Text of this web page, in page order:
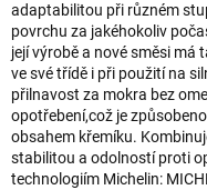
adaptabilitou při různém
povrchu za jakéhokoliv
její výrobě a nové směsi má
ve své třídě i při použití na
přilnavost za mokra bez
opotřebení,což je
obsahem křemíku.
stabilitou a odolností proti
technologiím Michelin: